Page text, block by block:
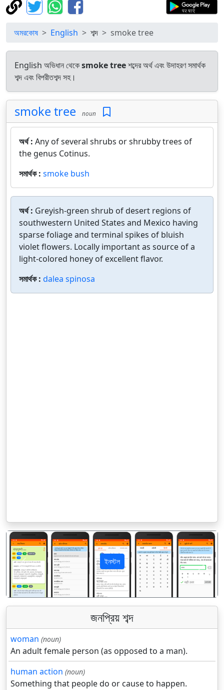
অমরকোষ English শব্দ smoke tree
English অভিধান থেকেsmoke treeশব্দের অর্থ এবং উদাহরণ সমার্থক
শব্দ এবং বিপরীতশব্দ সহ।
smoke tree noun
অর্থ : Any of several shrubs or shrubby trees of
the genus Cotinus.
সমার্থক : smoke bush
অর্থ : Greyish-green shrub of desert regions of
southwestern United States and Mexico having
sparse foliage and terminal spikes of bluish
violet flowers. Locally important as source of a
light-colored honey of excellent flavor.
সমার্থক : dalea spinosa
ইনস্টল
पिछला अगला
জনপ্রিয় শব্দ
woman (noun)
An adult female person (as opposed to a man).
human action (noun)
Something that people do or cause to happen.